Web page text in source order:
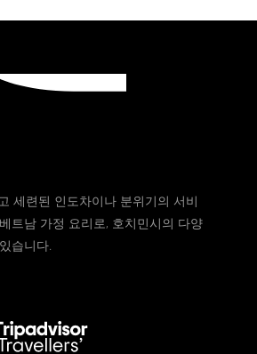
세련된 인도차이나 분위기의 서비
트남 가정 요리로, 호치민시의 다양
습니다.